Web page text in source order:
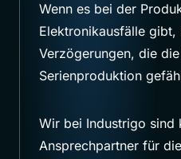
Wenn es bei der
Elektronikausfälle gibt,
Verzögerungen, die
Serienproduktion
Wir bei Industrigo sind
Ansprechpartner für